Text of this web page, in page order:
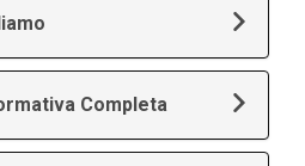
Completa